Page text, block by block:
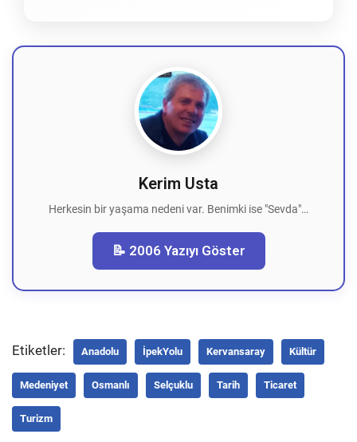
Kerim Usta
Herkesin bir yaşama nedeni var. Benimki ise "Sevda"…
📝 2006 Yazıyı Göster
Etiketler: Anadolu İpekYolu Kervansaray Kültür
Medeniyet Osmanlı Selçuklu Tarih Ticaret
Turizm